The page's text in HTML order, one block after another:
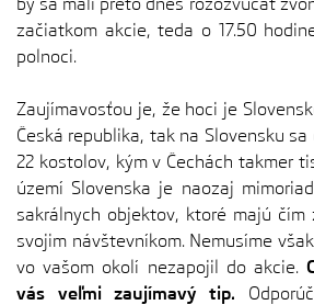
začiatkom akcie, teda o 17.50
polnoci.
Zaujímavosťou je, že hoci je
Česká republika, tak na Slovensku
22 kostolov, kým v Čechách takmer
území Slovenska je naozaj
sakrálnych objektov, ktoré majú
svojim návštevníkom. Nemusíme
vo vašom okolí nezapojil do akcie.
vás veľmi zaujímavý tip.